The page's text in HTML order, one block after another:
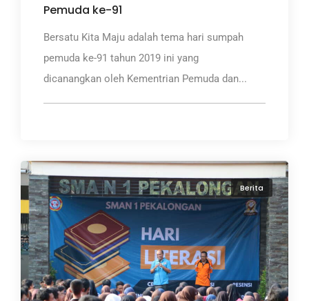
Pemuda ke-91
Bersatu Kita Maju adalah tema hari sumpah
pemuda ke-91 tahun 2019 ini yang
dicanangkan oleh Kementrian Pemuda dan...
Berita